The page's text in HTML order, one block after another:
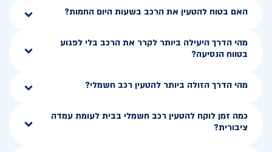
האם בטוח להטעין את הרכב בשעות היום החמות?
מהי הדרך היעילה ביותר לקרר את הרכב בלי לפגוע
בטווח הנסיעה?
מהי הדרך הזולה ביותר להטעין רכב חשמלי?
כמה זמן לוקח להטעין רכב חשמלי בבית לעומת עמדה
ציבורית?